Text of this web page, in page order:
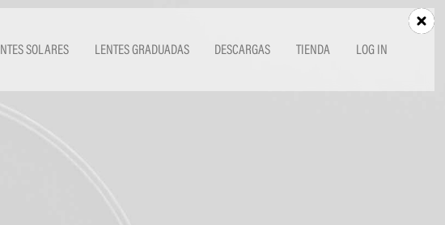
SOLARES LENTES GRADUADAS DESCARGAS TIENDA LOG IN